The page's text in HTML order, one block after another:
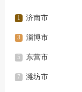
济南市
淄博市
东营市
潍坊市